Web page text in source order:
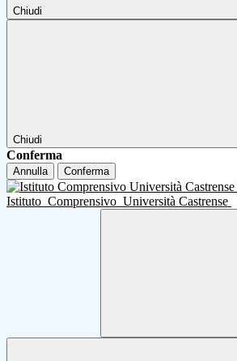
Chiudi
Chiudi
Conferma
Annulla Conferma
Istituto Comprensivo Università Castrense